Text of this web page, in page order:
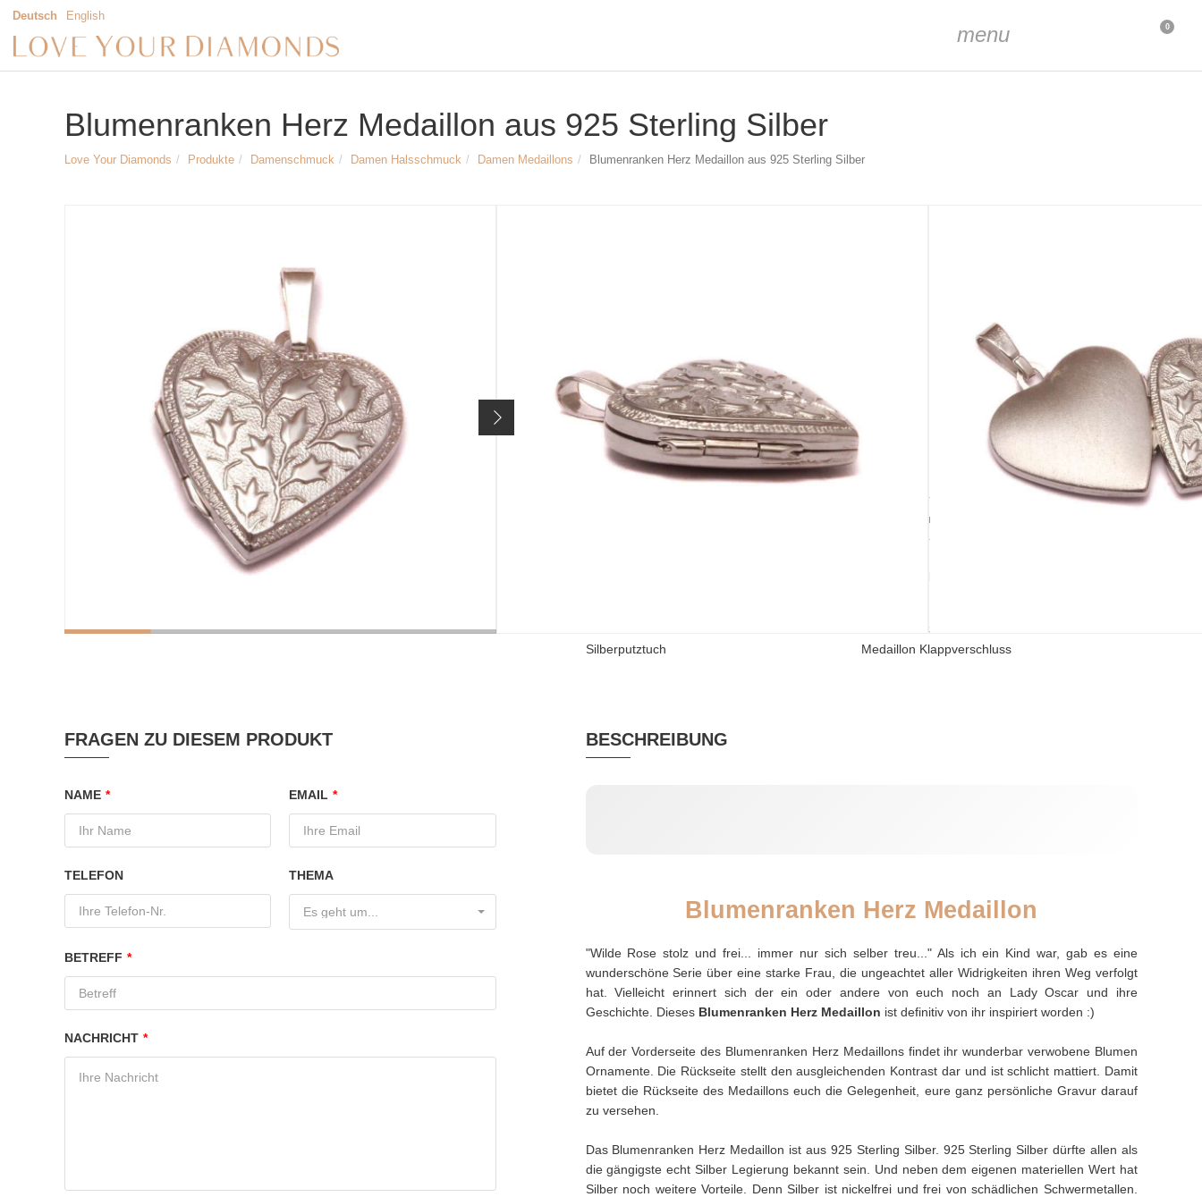
Deutsch English
menu 0
Blumenranken Herz Medaillon aus 925 Sterling Silber
Love Your Diamonds Produkte Damenschmuck Damen Halsschmuck Damen Medaillons Blumenranken Herz Medaillon aus 925 Sterling Silber
Artikelnr. 2110
79,90 €
Preis inkl. 19% MwSt. zzgl.Versandkosten
IN DEN WARENKORB
Das Produkt kann von Ihnen im Bestellvorgang individualisiert werden. :)
Silberputztuch
VERSCHLUSS
Medaillon Klappverschluss
FRAGEN ZU DIESEM PRODUKT
NAME * EMAIL *
TELEFON THEMA
Es geht um...
BETREFF *
NACHRICHT *
BESCHREIBUNG
Blumenranken Herz Medaillon
"Wilde Rose stolz und frei... immer nur sich selber treu..." Als ich ein Kind war, gab es eine
wunderschöne Serie über eine starke Frau, die ungeachtet aller Widrigkeiten ihren Weg verfolgt
hat. Vielleicht erinnert sich der ein oder andere von euch noch an Lady Oscar und ihre
Geschichte. Dieses Blumenranken Herz Medaillon ist definitiv von ihr inspiriert worden :)
Auf der Vorderseite des Blumenranken Herz Medaillons findet ihr wunderbar verwobene Blumen
Ornamente. Die Rückseite stellt den ausgleichenden Kontrast dar und ist schlicht mattiert. Damit
bietet die Rückseite des Medaillons euch die Gelegenheit, eure ganz persönliche Gravur darauf
zu versehen.
Das Blumenranken Herz Medaillon ist aus 925 Sterling Silber. 925 Sterling Silber dürfte allen als
die gängigste echt Silber Legierung bekannt sein. Und neben dem eigenen materiellen Wert hat
Silber noch weitere Vorteile. Denn Silber ist nickelfrei und frei von schädlichen Schwermetallen.